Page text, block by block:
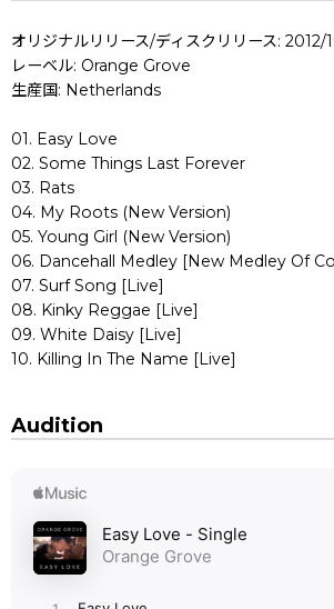
オリジナルリリース/ディスクリリース: 2012/
レーベル: Orange Grove
生産国: Netherlands
01. Easy Love
02. Some Things Last Forever
03. Rats
04. My Roots (New Version)
05. Young Girl (New Version)
06. Dancehall Medley [New Medley Of
07. Surf Song [Live]
08. Kinky Reggae [Live]
09. White Daisy [Live]
10. Killing In The Name [Live]
Audition